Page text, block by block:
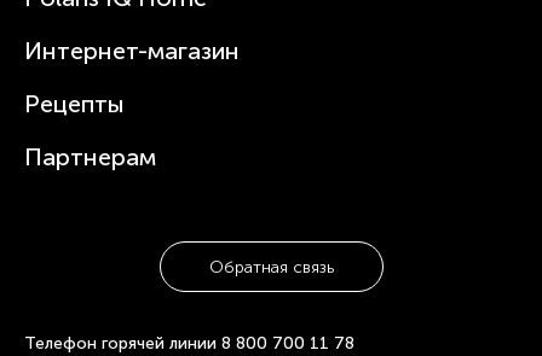
Увлажнители
Посуда
Статьи
Где купить
Интернет-магазин
Рецепты
Партнерам
Обратная связь
Телефон горячей линии 8 800 700 11 78